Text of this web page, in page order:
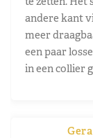
andere kant
meer
een paar
in een collier